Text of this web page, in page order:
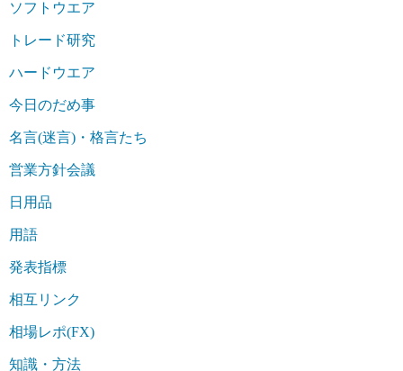
ソフトウエア
トレード研究
ハードウエア
今日のだめ事
名言(迷言)・格言たち
営業方針会議
日用品
用語
発表指標
相互リンク
相場レポ(FX)
知識・方法